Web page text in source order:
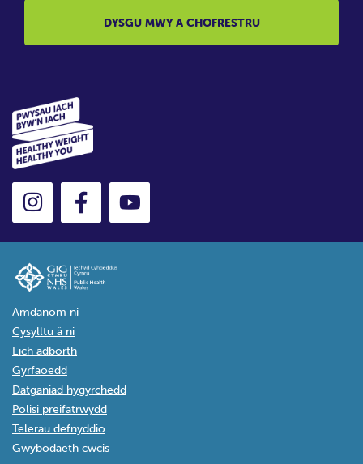
DYSGU MWY A CHOFRESTRU
Amdanom ni
Cysylltu â ni
Eich adborth
Gyrfaoedd
Datganiad hygyrchedd
Polisi preifatrwydd
Telerau defnyddio
Gwybodaeth cwcis